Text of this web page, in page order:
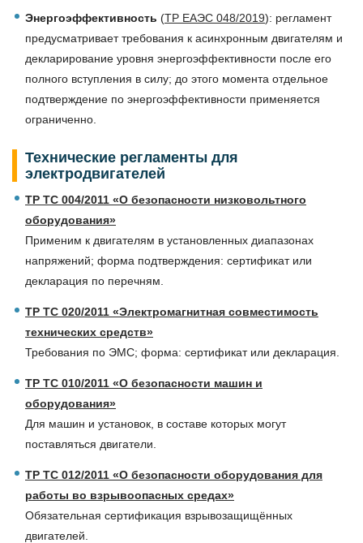
Энергоэффективность (ТР ЕАЭС 048/2019): регламент
предусматривает требования к асинхронным двигателям и
декларирование уровня энергоэффективности после его
полного вступления в силу; до этого момента отдельное
подтверждение по энергоэффективности применяется
ограниченно.
Технические регламенты для
электродвигателей
ТР ТС 004/2011 «О безопасности низковольтного
оборудования»
Применим к двигателям в установленных диапазонах
напряжений; форма подтверждения: сертификат или
декларация по перечням.
ТР ТС 020/2011 «Электромагнитная совместимость
технических средств»
Требования по ЭМС; форма: сертификат или декларация.
ТР ТС 010/2011 «О безопасности машин и
оборудования»
Для машин и установок, в составе которых могут
поставляться двигатели.
ТР ТС 012/2011 «О безопасности оборудования для
работы во взрывоопасных средах»
Обязательная сертификация взрывозащищённых
двигателей.